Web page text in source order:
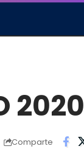
2020
Comparte